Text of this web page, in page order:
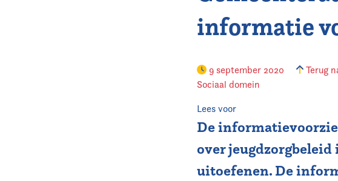
informatie
9 september 2020 Terug
Sociaal domein
Lees voor
De
over
uitoefenen. De